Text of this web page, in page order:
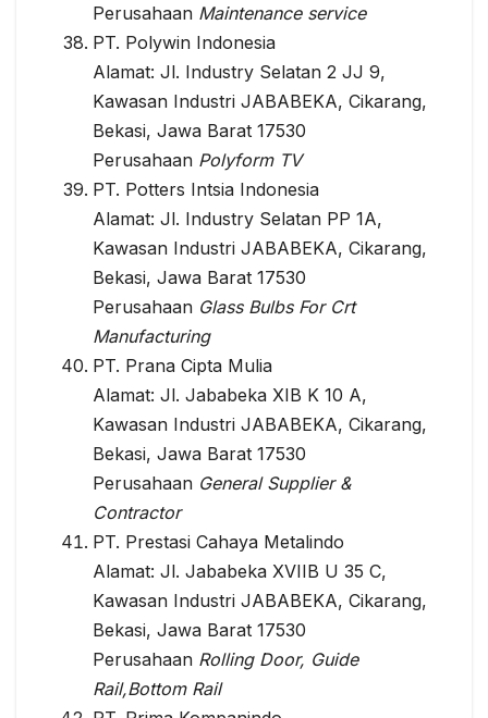
Perusahaan Maintenance service
PT. Polywin Indonesia
Alamat: Jl. Industry Selatan 2 JJ 9,
Kawasan Industri JABABEKA, Cikarang,
Bekasi, Jawa Barat 17530
Perusahaan Polyform TV
PT. Potters Intsia Indonesia
Alamat: Jl. Industry Selatan PP 1A,
Kawasan Industri JABABEKA, Cikarang,
Bekasi, Jawa Barat 17530
Perusahaan Glass Bulbs For Crt
Manufacturing
PT. Prana Cipta Mulia
Alamat: Jl. Jababeka XIB K 10 A,
Kawasan Industri JABABEKA, Cikarang,
Bekasi, Jawa Barat 17530
Perusahaan General Supplier &
Contractor
PT. Prestasi Cahaya Metalindo
Alamat: Jl. Jababeka XVIIB U 35 C,
Kawasan Industri JABABEKA, Cikarang,
Bekasi, Jawa Barat 17530
Perusahaan Rolling Door, Guide
Rail,Bottom Rail